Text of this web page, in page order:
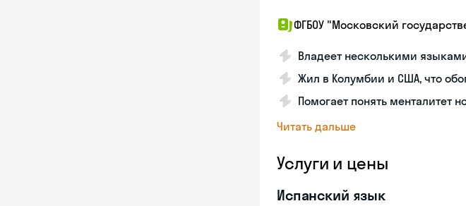
ФГБОУ "Московский
Владеет несколькими
Жил в Колумбии и США, что
Помогает понять менталитет
Читать дальше
Услуги и цены
Испанский язык